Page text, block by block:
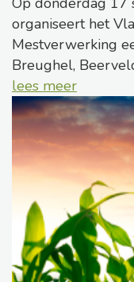
organiseert het
Mestverwerking
Breughel,
lees meer